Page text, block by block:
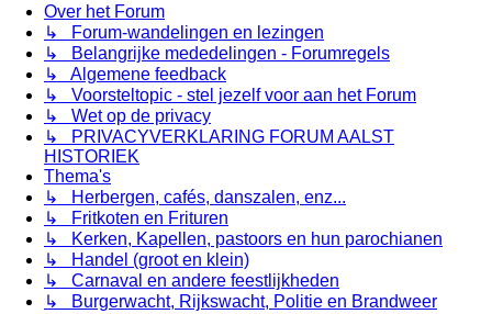
Over het Forum
↳ Forum-wandelingen en lezingen
↳ Belangrijke mededelingen - Forumregels
↳ Algemene feedback
↳ Voorsteltopic - stel jezelf voor aan het Forum
↳ Wet op de privacy
↳ PRIVACYVERKLARING FORUM AALST
HISTORIEK
Thema's
↳ Herbergen, cafés, danszalen, enz...
↳ Fritkoten en Frituren
↳ Kerken, Kapellen, pastoors en hun parochianen
↳ Handel (groot en klein)
↳ Carnaval en andere feestlijkheden
↳ Burgerwacht, Rijkswacht, Politie en Brandweer